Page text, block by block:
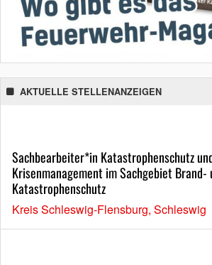
AKTUELLE STELLENANZEIGEN
Sachbearbeiter*in Katastrophenschutz
Krisenmanagement im Sachgebiet Brand-
Katastrophenschutz
Kreis Schleswig-Flensburg, Schleswig